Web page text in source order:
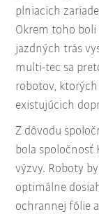
plniacich
Okrem toho boli
jazdných trás
multi-tec sa
robotov,
existujúcich
Z dôvodu
bola spoločnosť
výzvy. Roboty
optimálne
ochrannej fólie